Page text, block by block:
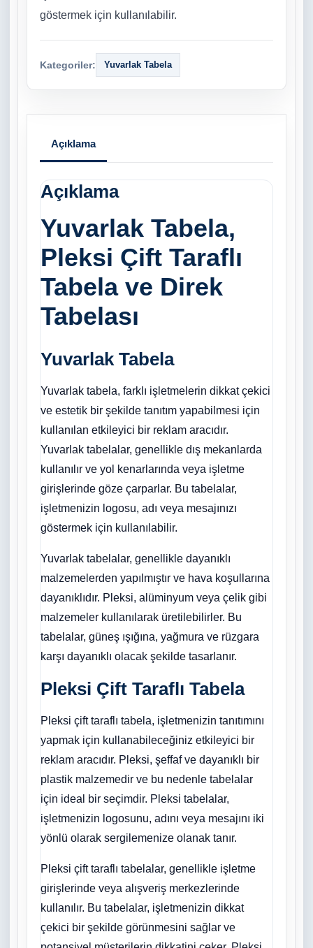
göstermek için kullanılabilir.
Kategoriler: Yuvarlak Tabela
Açıklama
Açıklama
Yuvarlak Tabela,
Pleksi Çift Taraflı
Tabela ve Direk
Tabelası
Yuvarlak Tabela
Yuvarlak tabela, farklı işletmelerin dikkat çekici
ve estetik bir şekilde tanıtım yapabilmesi için
kullanılan etkileyici bir reklam aracıdır.
Yuvarlak tabelalar, genellikle dış mekanlarda
kullanılır ve yol kenarlarında veya işletme
girişlerinde göze çarparlar. Bu tabelalar,
işletmenizin logosu, adı veya mesajınızı
göstermek için kullanılabilir.
Yuvarlak tabelalar, genellikle dayanıklı
malzemelerden yapılmıştır ve hava koşullarına
dayanıklıdır. Pleksi, alüminyum veya çelik gibi
malzemeler kullanılarak üretilebilirler. Bu
tabelalar, güneş ışığına, yağmura ve rüzgara
karşı dayanıklı olacak şekilde tasarlanır.
Pleksi Çift Taraflı Tabela
Pleksi çift taraflı tabela, işletmenizin tanıtımını
yapmak için kullanabileceğiniz etkileyici bir
reklam aracıdır. Pleksi, şeffaf ve dayanıklı bir
plastik malzemedir ve bu nedenle tabelalar
için ideal bir seçimdir. Pleksi tabelalar,
işletmenizin logosunu, adını veya mesajını iki
yönlü olarak sergilemenize olanak tanır.
Pleksi çift taraflı tabelalar, genellikle işletme
girişlerinde veya alışveriş merkezlerinde
kullanılır. Bu tabelalar, işletmenizin dikkat
çekici bir şekilde görünmesini sağlar ve